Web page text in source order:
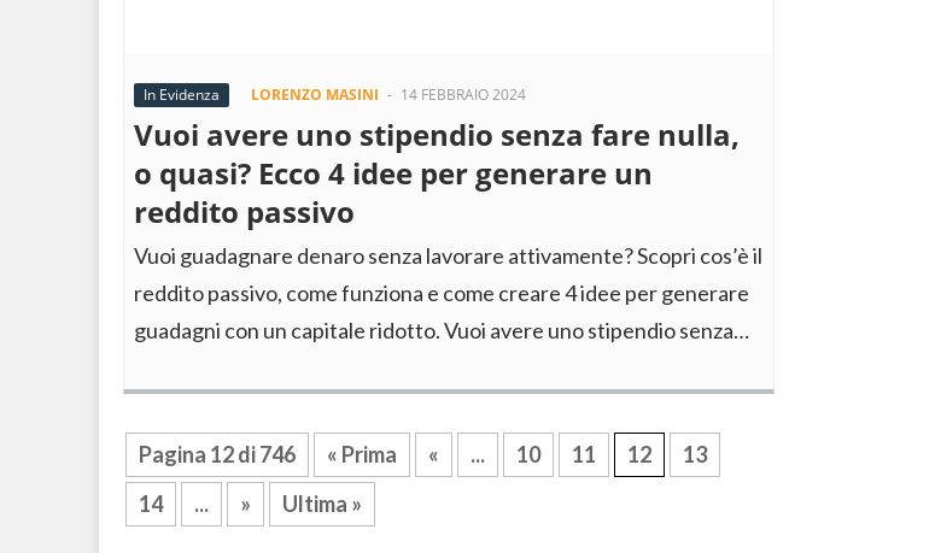
In Evidenza LORENZO MASINI - 14 FEBBRAIO 2024
Vuoi avere uno stipendio senza fare nulla,
o quasi? Ecco 4 idee per generare un
reddito passivo
Vuoi guadagnare denaro senza lavorare attivamente? Scopri cos’è il
reddito passivo, come funziona e come creare 4 idee per generare
guadagni con un capitale ridotto. Vuoi avere uno stipendio senza…
Pagina 12 di 746 « Prima « ... 10 11 12
13
14
... » Ultima »